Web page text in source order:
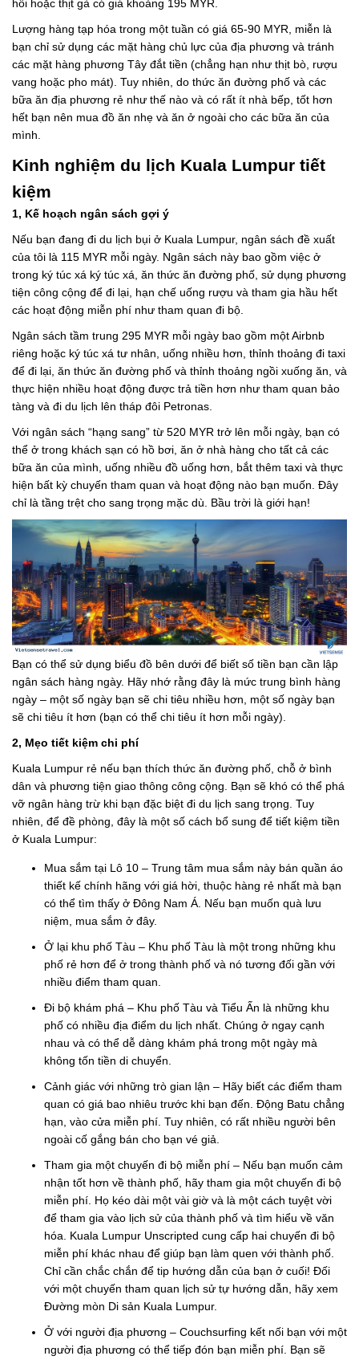
hồi hoặc thịt gà có giá khoảng 195 MYR.
Lượng hàng tạp hóa trong một tuần có giá 65-90 MYR, miễn là
bạn chỉ sử dụng các mặt hàng chủ lực của địa phương và tránh
các mặt hàng phương Tây đắt tiền (chẳng hạn như thịt bò, rượu
vang hoặc pho mát). Tuy nhiên, do thức ăn đường phố và các
bữa ăn địa phương rẻ như thế nào và có rất ít nhà bếp, tốt hơn
hết bạn nên mua đồ ăn nhẹ và ăn ở ngoài cho các bữa ăn của
mình.
Kinh nghiệm du lịch Kuala Lumpur tiết
kiệm
1, Kế hoạch ngân sách gợi ý
Nếu bạn đang đi du lịch bụi ở Kuala Lumpur, ngân sách đề xuất
của tôi là 115 MYR mỗi ngày. Ngân sách này bao gồm việc ở
trong ký túc xá ký túc xá, ăn thức ăn đường phố, sử dụng phương
tiện công cộng để đi lại, hạn chế uống rượu và tham gia hầu hết
các hoạt động miễn phí như tham quan đi bộ.
Ngân sách tầm trung 295 MYR mỗi ngày bao gồm một Airbnb
riêng hoặc ký túc xá tư nhân, uống nhiều hơn, thỉnh thoảng đi taxi
để đi lại, ăn thức ăn đường phố và thỉnh thoảng ngồi xuống ăn, và
thực hiện nhiều hoạt động được trả tiền hơn như tham quan bảo
tàng và đi du lịch lên tháp đôi Petronas.
Với ngân sách “hạng sang” từ 520 MYR trở lên mỗi ngày, bạn có
thể ở trong khách sạn có hồ bơi, ăn ở nhà hàng cho tất cả các
bữa ăn của mình, uống nhiều đồ uống hơn, bắt thêm taxi và thực
hiện bất kỳ chuyến tham quan và hoạt động nào bạn muốn. Đây
chỉ là tầng trệt cho sang trọng mặc dù. Bầu trời là giới hạn!
Bạn có thể sử dụng biểu đồ bên dưới để biết số tiền bạn cần lập
ngân sách hàng ngày. Hãy nhớ rằng đây là mức trung bình hàng
ngày – một số ngày bạn sẽ chi tiêu nhiều hơn, một số ngày bạn
sẽ chi tiêu ít hơn (bạn có thể chi tiêu ít hơn mỗi ngày).
2, Mẹo tiết kiệm chi phí
Kuala Lumpur rẻ nếu bạn thích thức ăn đường phố, chỗ ở bình
dân và phương tiện giao thông công cộng. Bạn sẽ khó có thể phá
vỡ ngân hàng trừ khi bạn đặc biệt đi du lịch sang trọng. Tuy
nhiên, để đề phòng, đây là một số cách bổ sung để tiết kiệm tiền
ở Kuala Lumpur:
Mua sắm tại Lô 10 – Trung tâm mua sắm này bán quần áo
thiết kế chính hãng với giá hời, thuộc hàng rẻ nhất mà bạn
có thể tìm thấy ở Đông Nam Á. Nếu bạn muốn quà lưu
niệm, mua sắm ở đây.
Ở lại khu phố Tàu – Khu phố Tàu là một trong những khu
phố rẻ hơn để ở trong thành phố và nó tương đối gần với
nhiều điểm tham quan.
Đi bộ khám phá – Khu phố Tàu và Tiểu Ấn là những khu
phố có nhiều địa điểm du lịch nhất. Chúng ở ngay cạnh
nhau và có thể dễ dàng khám phá trong một ngày mà
không tốn tiền di chuyển.
Cảnh giác với những trò gian lận – Hãy biết các điểm tham
quan có giá bao nhiêu trước khi bạn đến. Động Batu chẳng
hạn, vào cửa miễn phí. Tuy nhiên, có rất nhiều người bên
ngoài cố gắng bán cho bạn vé giả.
Tham gia một chuyến đi bộ miễn phí – Nếu bạn muốn cảm
nhận tốt hơn về thành phố, hãy tham gia một chuyến đi bộ
miễn phí. Họ kéo dài một vài giờ và là một cách tuyệt vời
để tham gia vào lịch sử của thành phố và tìm hiểu về văn
hóa. Kuala Lumpur Unscripted cung cấp hai chuyến đi bộ
miễn phí khác nhau để giúp bạn làm quen với thành phố.
Chỉ cần chắc chắn để tip hướng dẫn của bạn ở cuối! Đối
với một chuyến tham quan lịch sử tự hướng dẫn, hãy xem
Đường mòn Di sản Kuala Lumpur.
Ở với người địa phương – Couchsurfing kết nối bạn với một
người địa phương có thể tiếp đón bạn miễn phí. Bạn sẽ